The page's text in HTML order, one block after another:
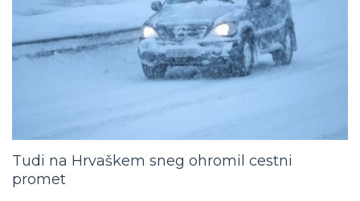
Tudi na Hrvaškem sneg ohromil cestni
promet